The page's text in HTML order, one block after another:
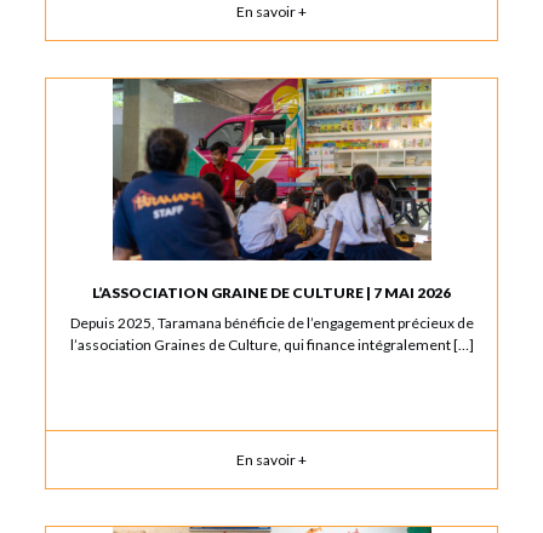
En savoir +
L’ASSOCIATION GRAINE DE CULTURE | 7 MAI 2026
Depuis 2025, Taramana bénéficie de l’engagement précieux de
l’association Graines de Culture, qui finance intégralement […]
En savoir +